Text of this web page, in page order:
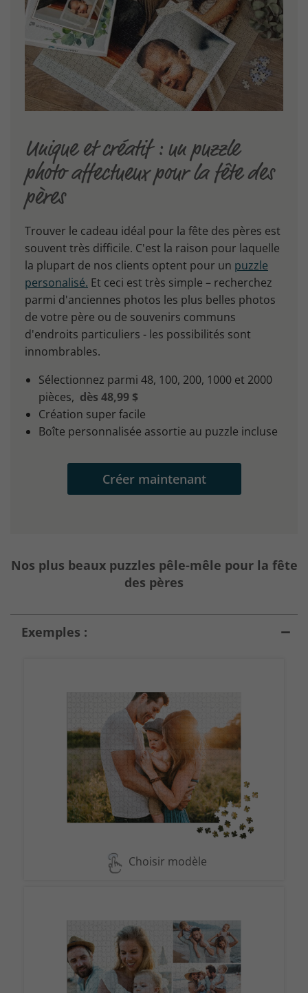
Unique et créatif : un puzzle
photo affectueux pour la fête des
pères
Trouver le cadeau idéal pour la fête des pères est
souvent très difficile. C'est la raison pour laquelle
la plupart de nos clients optent pour un puzzle
personalisé. Et ceci est très simple – recherchez
parmi d'anciennes photos les plus belles photos
de votre père ou de souvenirs communs
d'endroits particuliers - les possibilités sont
innombrables.
Sélectionnez parmi 48, 100, 200, 1000 et 2000
pièces, dès 48,99 $
Création super facile
Boîte personnalisée assortie au puzzle incluse
Créer maintenant
Nos plus beaux puzzles pêle-mêle pour la fête
des pères
Exemples :
Choisir modèle